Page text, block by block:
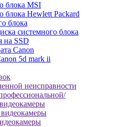
блока MSI
блока Hewlett Packard
блока
системного блока
на SSD
Canon
5d mark ii
неисправности